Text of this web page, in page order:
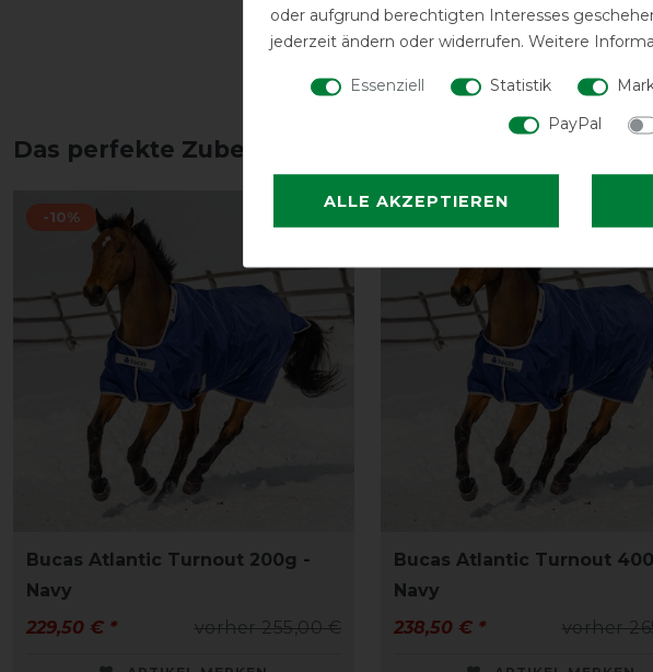
Das perfekte Zubehör für dich
-10%
Bucas Atlantic Turnout 200g -
Navy
vorher 255,00 €
229,50 € *
Bucas Atlantic Turnout
Navy
vorher
238,50 € *
oder aufgrund berechtigten Interesses
jederzeit ändern oder widerrufen. Weitere
Essenziell Statistik
PayPal
ALLE AKZEPTIEREN